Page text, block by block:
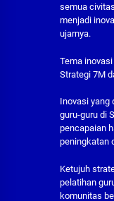
semua
menjadi
ujarnya.
Tema
Strategi 7M
Inovasi yang
guru-guru di
pencapaian
peningkatan
Ketujuh
pelatihan
komunitas